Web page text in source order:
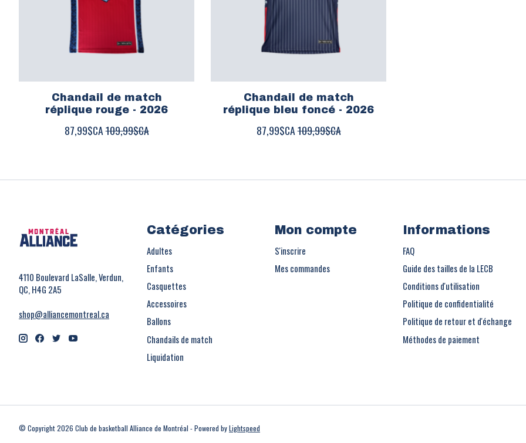
Chandail de match
réplique rouge - 2026
87,99$CA109,99$CA
Chandail de match
réplique bleu foncé - 2026
87,99$CA109,99$CA
4110 Boulevard LaSalle, Verdun,
QC, H4G 2A5
shop@alliancemontreal.ca
Catégories
Adultes
Enfants
Casquettes
Accessoires
Ballons
Chandails de match
Liquidation
Mon compte
S'inscrire
Mes commandes
Informations
FAQ
Guide des tailles de la LECB
Conditions d'utilisation
Politique de confidentialité
Politique de retour et d'échange
Méthodes de paiement
© Copyright 2026 Club de basketball Alliance de Montréal - Powered byLightspeed